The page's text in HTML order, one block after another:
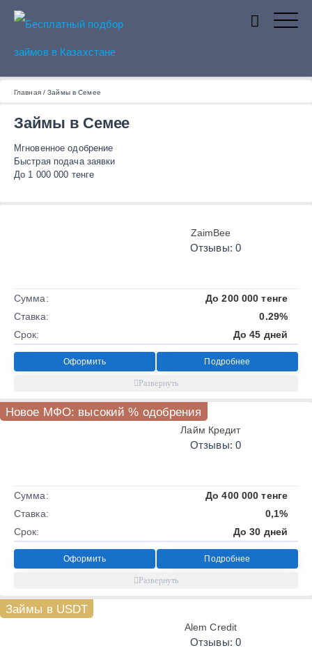
Бесплатный подбор займов в
Казахстане
Главная/Займы в Семее
Займы в Семее
Мгновенное одобрение
Быстрая подача заявки
До 1 000 000 тенге
ZaimBee
Отзывы: 0
Сумма:
До 200 000 тенге
Ставка:
0.29%
Срок:
До 45 дней
Оформить Подробнее
Новое МФО: высокий % одобрения
Лайм Кредит
Отзывы: 0
Сумма:
До 400 000 тенге
Ставка:
0,1%
Срок:
До 30 дней
Оформить Подробнее
Займы в USDT
Alem Credit
Отзывы: 0